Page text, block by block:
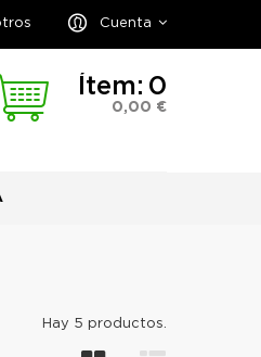
Cuenta
Ítem: 0
0,00 €
Hay 5 productos.